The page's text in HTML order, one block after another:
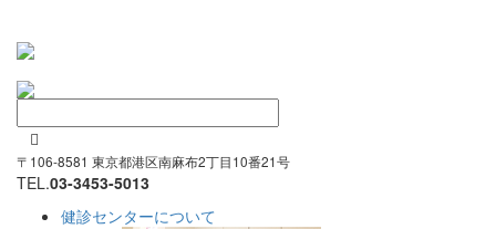

〒106-8581 東京都港区南麻布2丁目10番21号
TEL.03-3453-5013
健診センターについて